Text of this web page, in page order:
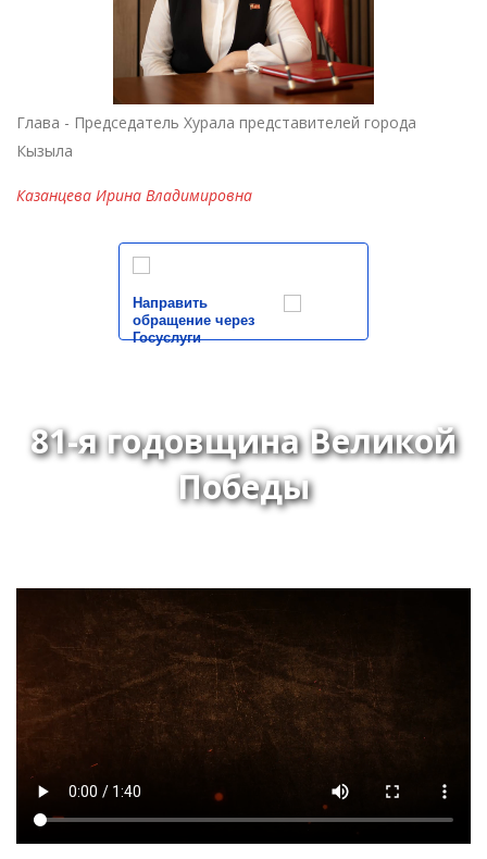
Глава - Председатель Хурала представителей города
Кызыла
Казанцева Ирина Владимировна
Направить
обращение через
Госуслуги
81-я годовщина Великой
Победы